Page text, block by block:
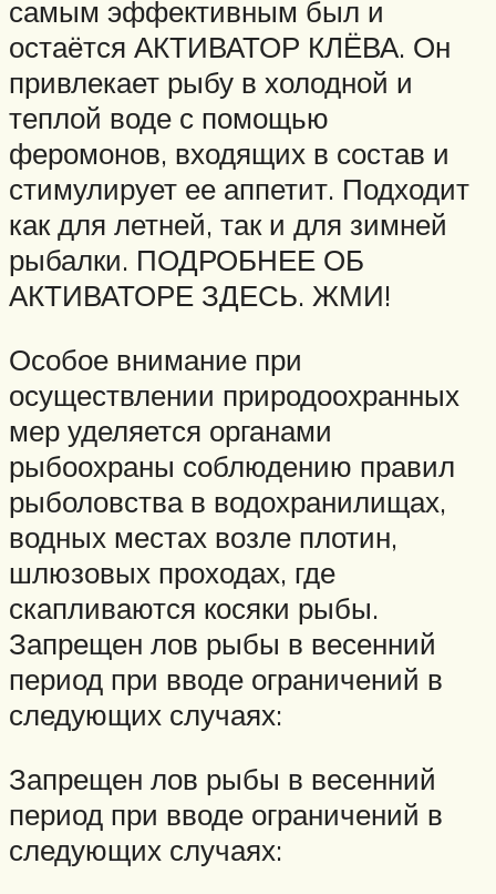
самым эффективным был и
остаётся АКТИВАТОР КЛЁВА. Он
привлекает рыбу в холодной и
теплой воде с помощью
феромонов, входящих в состав и
стимулирует ее аппетит. Подходит
как для летней, так и для зимней
рыбалки. ПОДРОБНЕЕ ОБ
АКТИВАТОРЕ ЗДЕСЬ. ЖМИ!
Особое внимание при
осуществлении природоохранных
мер уделяется органами
рыбоохраны соблюдению правил
рыболовства в водохранилищах,
водных местах возле плотин,
шлюзовых проходах, где
скапливаются косяки рыбы.
Запрещен лов рыбы в весенний
период при вводе ограничений в
следующих случаях:
Запрещен лов рыбы в весенний
период при вводе ограничений в
следующих случаях: